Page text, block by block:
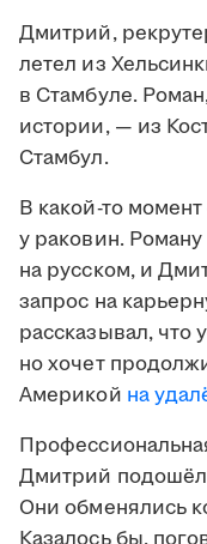
Дмитрий,
летел из
в Стамбуле.
истории, — из
Стамбул.
В какой-то
у раковин.
на русском, и
запрос на
рассказывал, что
но хочет
Америкой на
Дмитрий подошёл
Они обменялись